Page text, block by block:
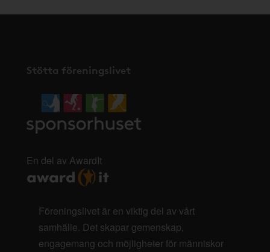
Stötta föreningslivet
En del av AwardIt
Föreningslivet är en viktig del av vårt
samhälle. Det skapar gemenskap,
engagemang och möjligheter för människor